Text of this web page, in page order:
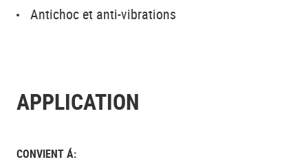
Antichoc et anti-vibrations
APPLICATION
CONVIENT Á: